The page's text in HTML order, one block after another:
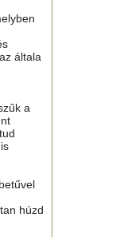
általa
a
húzd